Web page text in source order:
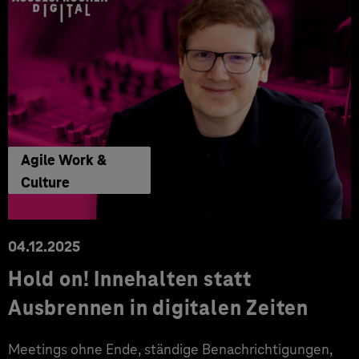
Agile Work &
Culture
04.12.2025
Hold on! Innehalten statt
Ausbrennen in digitalen Zeiten
Meetings ohne Ende, ständige Benachrichtigungen,